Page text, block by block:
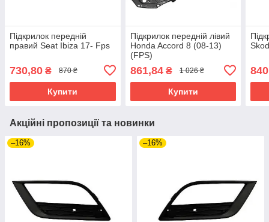
Підкрилок передній
правий Seat Ibiza 17- Fps
730,80 ₴ 870 ₴
Купити
Підкрилок передній лівий
Honda Accord 8 (08-13)
(FPS)
861,84₴ 1 026 ₴
Купити
840
Акційні пропозиції та новинки
–16% –16%